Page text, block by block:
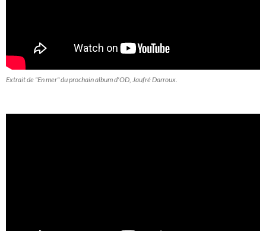
Extrait de "En mer" du prochain album d'OD, Jaufré Darroux.